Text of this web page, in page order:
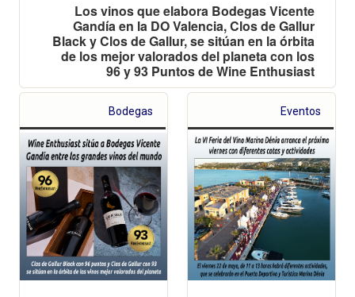
Los vinos que elabora Bodegas Vicente
Gandía en la DO Valencia, Clos de Gallur
Black y Clos de Gallur, se sitúan en la órbita
de los mejor valorados del planeta con los
96 y 93 Puntos de Wine Enthusiast
Bodegas Eventos